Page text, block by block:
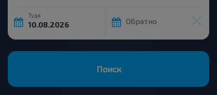
Туда
Обратно
Поиск